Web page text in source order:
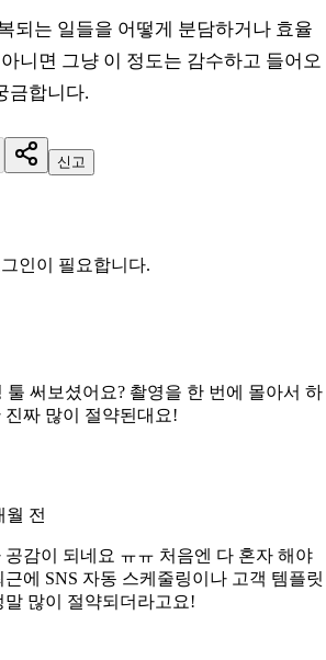
되는 일들을 어떻게 분담하거나 효율
니면 그냥 이 정도는 감수하고 들어오
금합니다.
신고
인이 필요합니다.
툴 써보셨어요? 촬영을 한 번에 몰아서 하
짜 많이 절약된대요!
월 전
감이 되네요 ㅠㅠ 처음엔 다 혼자 해야
에 SNS 자동 스케줄링이나 고객 템플릿
많이 절약되더라고요!